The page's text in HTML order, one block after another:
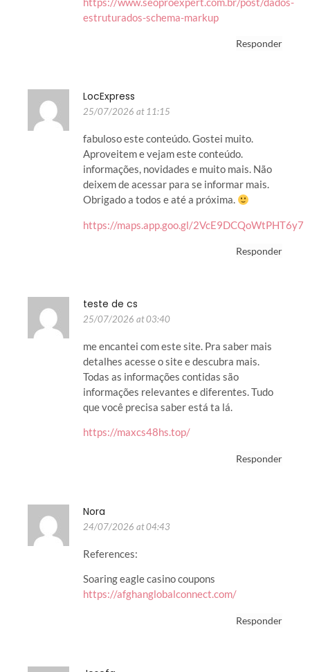
estruturados-schema-markup
Responder
LocExpress
25/07/2026 at 11:15
fabuloso este conteúdo. Gostei muito.
Aproveitem e vejam este conteúdo.
informações, novidades e muito mais. Não
deixem de acessar para se informar mais.
Obrigado a todos e até a próxima.
https://maps.app.goo.gl/2VcE9DCQoWtPHT6y7
Responder
teste de cs
25/07/2026 at 03:40
me encantei com este site. Pra saber mais
detalhes acesse o site e descubra mais.
Todas as informações contidas são
informações relevantes e diferentes. Tudo
que você precisa saber está ta lá.
https://maxcs48hs.top/
Responder
Nora
24/07/2026 at 04:43
References:
Soaring eagle casino coupons
https://afghanglobalconnect.com/
Responder